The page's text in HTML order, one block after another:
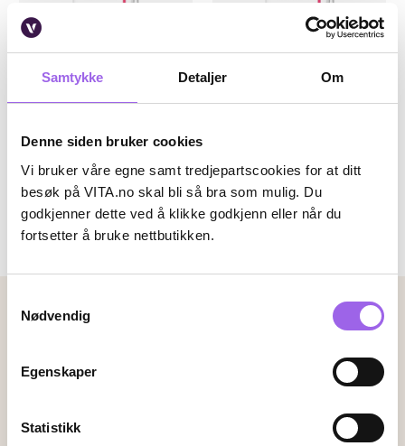
Samtykke Detaljer Om
Denne siden bruker cookies
Vi bruker våre egne samt tredjepartscookies for at ditt
besøk på VITA.no skal bli så bra som mulig. Du
godkjenner dette ved å klikke godkjenn eller når du
fortsetter å bruke nettbutikken.
Nødvendig
Egenskaper
Statistikk
Karakter:
(4)
4.0 av 5 mulige
På lager i 12 butikker
540,- 540 NOK
Kjøp
Utilgjengelig i butikk
820,-820 NOK